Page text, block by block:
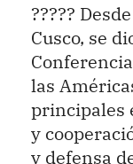
?????
Cusco, se
las
principales
y
y defensa